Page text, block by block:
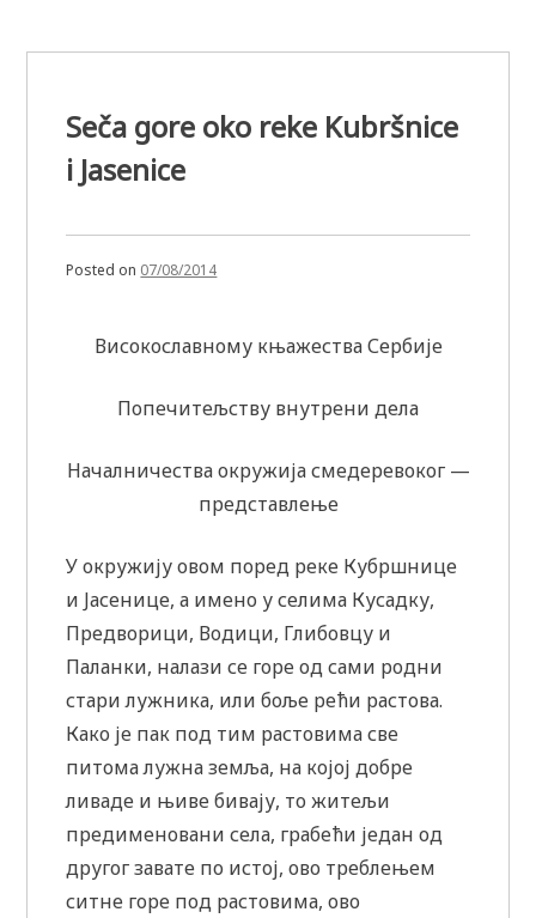
Seča gore oko reke Kubršnice
i Jasenice
Posted on 07/08/2014
Високославному књажества Сербије
Попечитељству внутрени дела
Началничества окружија смедеревоког —
представлење
У окружију овом поред реке Кубршнице
и Јасенице, а имено у селима Кусадку,
Предворици, Водици, Глибовцу и
Паланки, налази се горе од сами родни
стари лужника, или боље рећи растова.
Како је пак под тим растовима све
питома лужна земља, на којој добре
ливаде и њиве бивају, то житељи
предименовани села, грабећи један од
другог завате по истој, ово треблењем
ситне горе под растовима, ово